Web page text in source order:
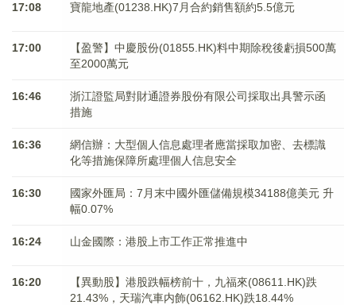
17:08 寶龍地產(01238.HK)7月合約銷售額約5.5億元
17:00
【盈警】中慶股份(01855.HK)料中期除稅後虧損500萬
至2000萬元
16:46
浙江證監局對財通證券股份有限公司採取出具警示函
措施
16:36
網信辦：大型個人信息處理者應當採取加密、去標識
化等措施保障所處理個人信息安全
16:30
國家外匯局：7月末中國外匯儲備規模34188億美元 升
幅0.07%
16:24 山金國際：港股上市工作正常推進中
16:20
【異動股】港股跌幅榜前十，九福來(08611.HK)跌
21.43%，天瑞汽車内飾(06162.HK)跌18.44%